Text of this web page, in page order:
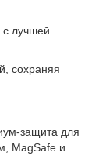
лучшей
сохраняя
защита для
MagSafe и